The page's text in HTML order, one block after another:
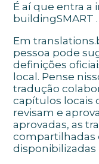
É aí queentra a
buildingSMART .
Em
pessoa pode
definições
local. Pense
tradução
capítulos locais
revisam e
aprovadas, as
disponibilizadas